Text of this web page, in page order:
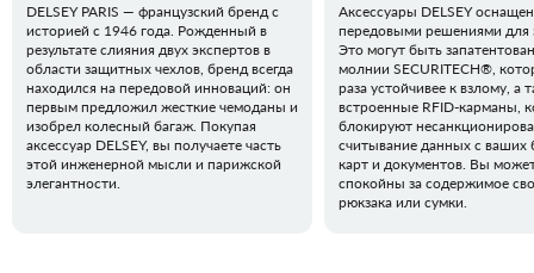
DELSEY PARIS — французский бренд с
историей с 1946 года. Рожденный в
результате слияния двух экспертов в
области защитных чехлов, бренд всегда
находился на передовой инноваций: он
первым предложил жесткие чемоданы и
изобрел колесный багаж. Покупая
аксессуар DELSEY, вы получаете часть
этой инженерной мысли и парижской
элегантности.
Аксессуары DELSEY
передовыми решениями для
Это могут быть
молнии SECURITECH®,
раза устойчивее к взлому, а
встроенные RFID-карманы,
блокируют
считывание данных с ваших
карт и документов. Вы
спокойны за содержимое
рюкзака или сумки.